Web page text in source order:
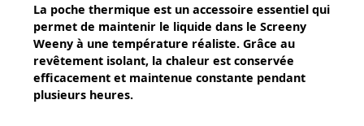
La poche thermique est un accessoire essentiel qui
permet de maintenir le liquide dans le Screeny
Weeny à une température réaliste. Grâce au
revêtement isolant, la chaleur est conservée
efficacement et maintenue constante pendant
plusieurs heures.